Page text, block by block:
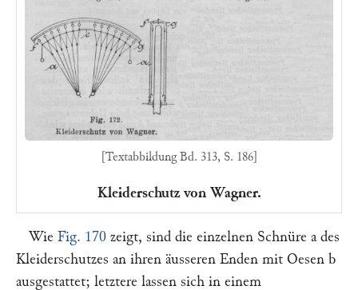
[Textabbildung Bd. 313, S. 186]
Kleiderschutz von Wagner.
Wie Fig. 170 zeigt, sind die einzelnen Schnüre ades
Kleiderschutzes an ihren äusseren Enden mit Oesen b
ausgestattet; letztere lassen sich in einem